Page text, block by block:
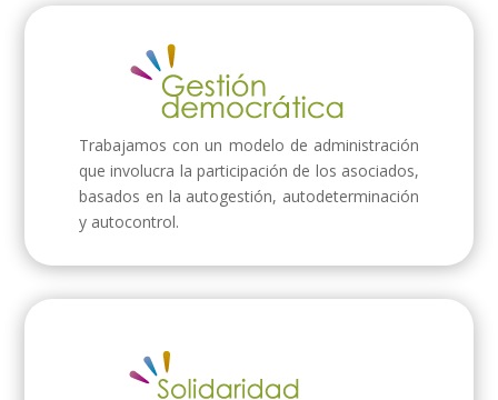
Trabajamos con un modelo de administración
que involucra la participación de los asociados,
basados en la autogestión, autodeterminación
y autocontrol.